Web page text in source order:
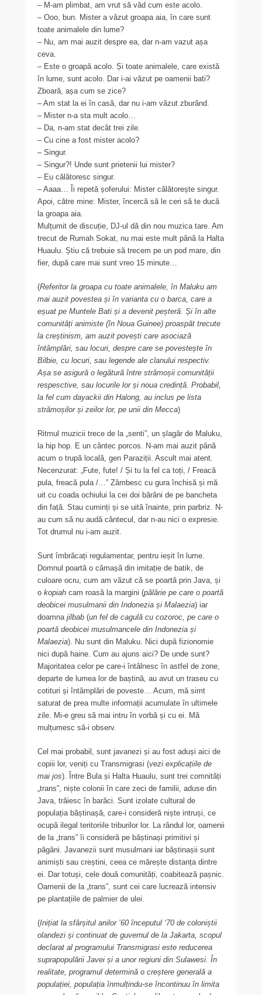
– M-am plimbat, am vrut să văd cum este acolo.
– Ooo, bun. Mister a văzut groapa aia, în care sunt
toate animalele din lume?
– Nu, am mai auzit despre ea, dar n-am vazut așa
ceva.
– Este o groapă acolo. Și toate animalele, care există
în lume, sunt acolo. Dar i-ai văzut pe oamenii bati?
Zboară, așa cum se zice?
– Am stat la ei în casă, dar nu i-am văzut zburând.
– Mister n-a sta mult acolo…
– Da, n-am stat decât trei zile.
– Cu cine a fost mister acolo?
– Singur.
– Singur?! Unde sunt prietenii lui mister?
– Eu călătoresc singur.
– Aaaa… Îi repetă șoferului: Mister călătorește singur.
Apoi, către mine: Mister, încercă să le ceri să te ducă
la groapa aia.
Mulțumit de discuție, DJ-ul dă din nou muzica tare. Am
trecut de Rumah Sokat, nu mai este mult până la Halta
Huaulu. Știu că trebuie să trecem pe un pod mare, din
fier, după care mai sunt vreo 15 minute…
(Referitor la groapa cu toate animalele, în Maluku am
mai auzit povestea și în varianta cu o barca, care a
eșuat pe Muntele Bati și a devenit peșteră. Și în alte
comunități animiste (în Noua Guinee) proaspăt trecute
la creștinism, am auzit povești care asociază
întâmplări, sau locuri, despre care se povestește în
Bilbie, cu locuri, sau legende ale clanului respectiv.
Așa se asigură o legătură între strămoșii comunității
respesctive, sau locurile lor și noua credință. Probabil,
la fel cum dayackii din Halong, au inclus pe lista
strămoșilor și zeilor lor, pe unii din Mecca)
Ritmul muzicii trece de la „senti”, un șlagăr de Maluku,
la hip hop. E un cântec porcos. N-am mai auzit până
acum o trupă locală, gen Paraziții. Ascult mai atent.
Necenzurat: „Fute, fute! / Și tu la fel ca toți, / Freacă
pula, freacă pula /…” Zâmbesc cu gura închisă și mă
uit cu coada ochiului la cei doi bărâni de pe bancheta
din față. Stau cuminți și se uită înainte, prin parbriz. N-
au cum să nu audă cântecul, dar n-au nici o expresie.
Tot drumul nu i-am auzit.
Sunt îmbrăcați regulamentar, pentru ieșit în lume.
Domnul poartă o cămașă din imitație de batik, de
culoare ocru, cum am văzut că se poartă prin Java, și
o kopiah cam roasă la margini (pălărie pe care o poartă
deobicei musulmanii din Indonezia și Malaezia) iar
doamna jilbab (un fel de cagulă cu cozoroc, pe care o
poartă deobicei musulmancele din Indonezia și
Malaezia). Nu sunt din Maluku. Nici după fizionomie
nici după haine. Cum au ajuns aici? De unde sunt?
Majoritatea celor pe care-i întâlnesc în astfel de zone,
departe de lumea lor de baștină, au avut un traseu cu
cotituri și întâmplări de poveste… Acum, mă simt
saturat de prea multe informații acumulate în ultimele
zile. Mi-e greu să mai intru în vorbă și cu ei. Mă
mulțumesc să-i observ.
Cel mai probabil, sunt javanezi și au fost aduși aici de
copiii lor, veniți cu Transmigrasi (vezi explicațiile de
mai jos). Între Bula și Halta Huaulu, sunt trei comnități
„trans”, niște colonii în care zeci de familii, aduse din
Java, trăiesc în barăci. Sunt izolate cultural de
populația băștinașă, care-i consideră niște intruși, ce
ocupă ilegal teritoriile triburilor lor. La rândul lor, oamenii
de la „trans” îi consideră pe băștinași primitivi și
păgâni. Javanezii sunt musulmani iar băștinașii sunt
animiști sau creștini, ceea ce mărește distanța dintre
ei. Dar totuși, cele două comunități, coabitează pașnic.
Oamenii de la „trans”, sunt cei care lucrează intensiv
pe plantațiile de palmier de ulei.
(Inițiat la sfârșitul anilor ’60 începutul ‘70 de coloniștii
olandezi și continuat de guvernul de la Jakarta, scopul
declarat al programului Transmigrasi este reducerea
suprapopulării Javei și a unor regiuni din Sulawesi. În
realitate, programul determină o creștere generală a
populației, populația înmulțindu-se încontinuu în limita